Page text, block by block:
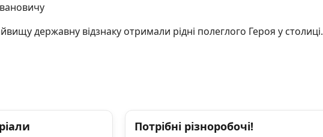
державну відзнаку отримали рідні полеглого Героя у столиці.
Потрібні різноробочі!